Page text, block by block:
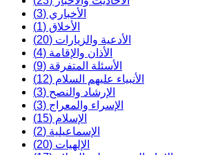
الأخباري (3)
الأخلاق (1)
الأدعية والزيارات (20)
الأذان والإقامة (4)
الأسئلة المتفرقة (9)
الأنبياء عليهم السلام (12)
الإرشاد والنصح (3)
الإسراء والمعراج (3)
الإسلام (15)
الإسماعيلية (2)
الإلهيات (20)